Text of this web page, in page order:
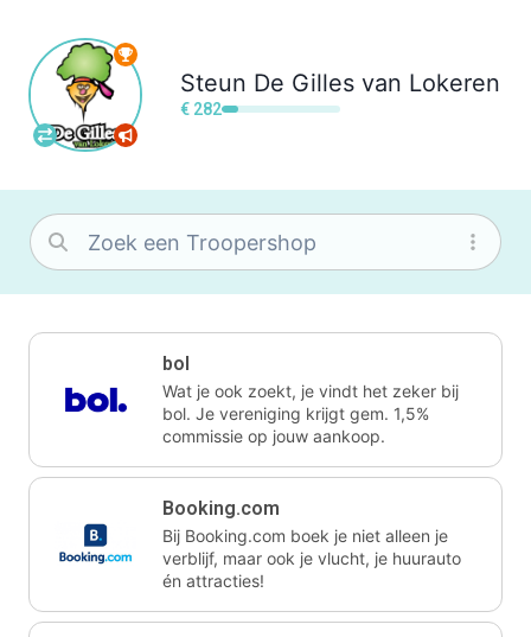
Steun De Gilles van Lokeren
€ 282
bol
Wat je ook zoekt, je vindt het zeker bij
bol. Je vereniging krijgt gem. 1,5%
commissie op jouw aankoop.
Booking.com
Bij Booking.com boek je niet alleen je
verblijf, maar ook je vlucht, je huurauto
én attracties!